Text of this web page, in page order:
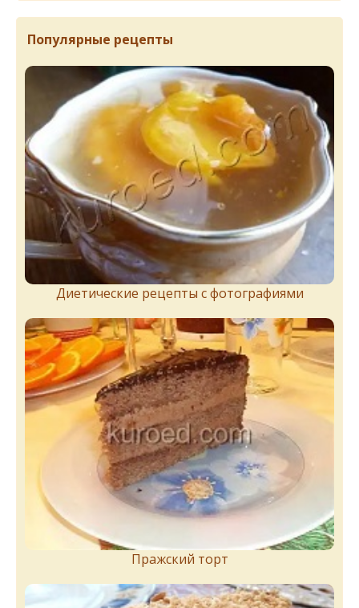
Популярные рецепты
Диетические рецепты с фотографиями
Пражский торт